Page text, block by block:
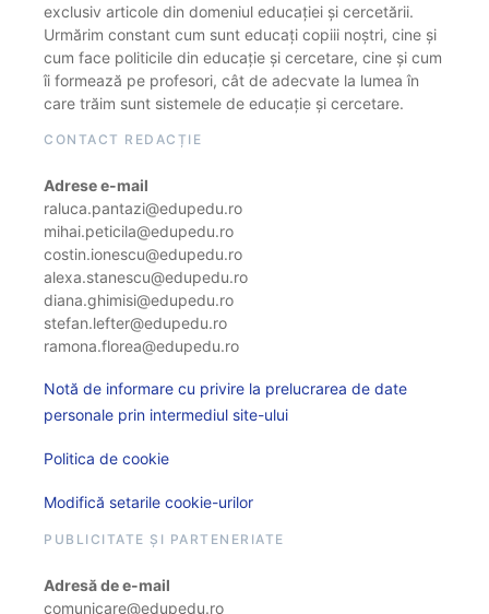
exclusiv articole din domeniul educației și cercetării.
Urmărim constant cum sunt educați copiii noștri, cine și
cum face politicile din educație și cercetare, cine și cum
îi formează pe profesori, cât de adecvate la lumea în
care trăim sunt sistemele de educație și cercetare.
CONTACT REDACȚIE
Adrese e-mail
raluca.pantazi@edupedu.ro
mihai.peticila@edupedu.ro
costin.ionescu@edupedu.ro
alexa.stanescu@edupedu.ro
diana.ghimisi@edupedu.ro
stefan.lefter@edupedu.ro
ramona.florea@edupedu.ro
Notă de informare cu privire la prelucrarea de date
personale prin intermediul site-ului
Politica de cookie
Modifică setarile cookie-urilor
PUBLICITATE ȘI PARTENERIATE
Adresă de e-mail
comunicare@edupedu.ro